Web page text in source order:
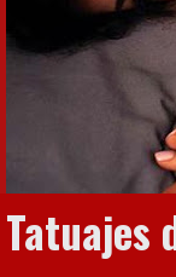
Tatuajes